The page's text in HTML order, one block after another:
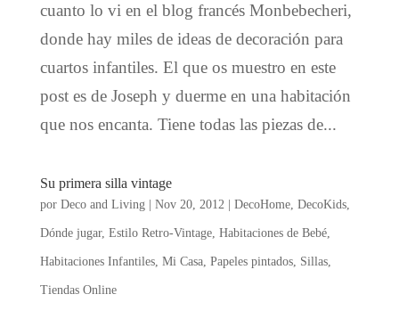
cuanto lo vi en el blog francés Monbebecheri,
donde hay miles de ideas de decoración para
cuartos infantiles. El que os muestro en este
post es de Joseph y duerme en una habitación
que nos encanta. Tiene todas las piezas de...
Su primera silla vintage
por Deco and Living| Nov 20, 2012| DecoHome, DecoKids,
Dónde jugar, Estilo Retro-Vintage, Habitaciones de Bebé,
Habitaciones Infantiles, Mi Casa, Papeles pintados, Sillas,
Tiendas Online